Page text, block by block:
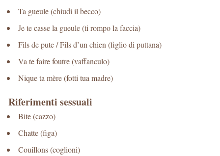
Ta gueule (chiudi il becco)
Je te casse la gueule (ti rompo la faccia)
Fils de pute / Fils d’un chien (figlio di puttana)
Va te faire foutre (vaffanculo)
Nique ta mère (fotti tua madre)
Riferimenti sessuali
Bite (cazzo)
Chatte (figa)
Couillons (coglioni)